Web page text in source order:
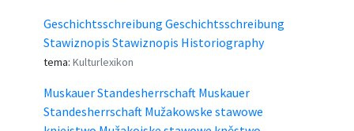
Geschichtsschreibung Geschichtsschreibung
Stawiznopis Stawiznopis Historiography
tema: Kulturlexikon
Muskauer Standesherrschaft Muskauer
Standesherrschaft Mužakowske stawowe